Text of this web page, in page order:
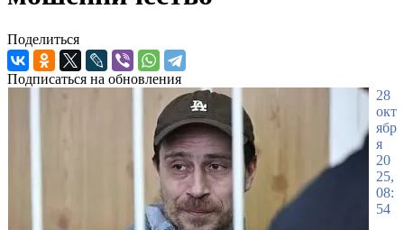
Поделиться
Подписаться на обновления
28
окт
ябр
я
20
25,
08:
54